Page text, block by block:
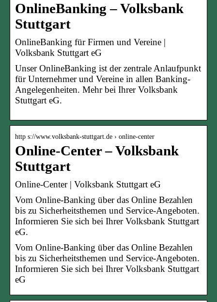
OnlineBanking – Volksbank
Stuttgart
OnlineBanking für Firmen und Vereine |
Volksbank Stuttgart eG
Unser OnlineBanking ist der zentrale Anlaufpunkt
für Unternehmer und Vereine in allen Banking-
Angelegenheiten. Mehr bei Ihrer Volksbank
Stuttgart eG.
http s://www.volksbank-stuttgart.de › online-center
Online-Center – Volksbank
Stuttgart
Online-Center | Volksbank Stuttgart eG
Vom Online-Banking über das Online Bezahlen
bis zu Sicherheitsthemen und Service-Angeboten.
Informieren Sie sich bei Ihrer Volksbank Stuttgart
eG.
Vom Online-Banking über das Online Bezahlen
bis zu Sicherheitsthemen und Service-Angeboten.
Informieren Sie sich bei Ihrer Volksbank Stuttgart
eG